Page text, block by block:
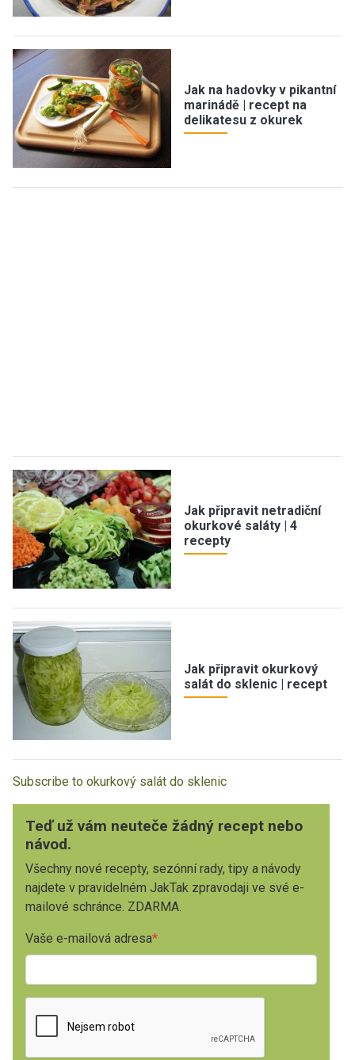
Jak na hadovky v pikantní
marinádě | recept na
delikatesu z okurek
Jak připravit netradiční
okurkové saláty | 4
recepty
Jak připravit okurkový
salát do sklenic | recept
Subscribe to okurkový salát do sklenic
Teď už vám neuteče žádný recept nebo
návod.
Všechny nové recepty, sezónní rady, tipy a návody
najdete v pravidelném JakTak zpravodaji ve své e-
mailové schránce. ZDARMA.
Vaše e-mailová adresa